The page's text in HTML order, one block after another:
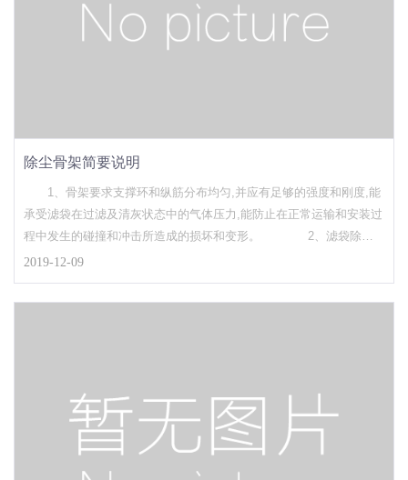
除尘骨架简要说明
1、骨架要求支撑环和纵筋分布均匀,并应有足够的强度和刚度,能
承受滤袋在过滤及清灰状态中的气体压力,能防止在正常运输和安装过
程中发生的碰撞和冲击所造成的损坏和变形。 2、滤袋除尘
骨架所有的焊点均应焊接牢固,不允许有脱焊、虚焊和漏焊。
不平和毛刺。 4、拉簧式除尘骨架要有足够的圈数和弹性,拉
2019-12-09